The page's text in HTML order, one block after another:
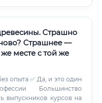
и оборудования для
Страшно
Страшнее —
месте с той же
опыта ✅ Да, и это один
Большинство
выпускников курсов на